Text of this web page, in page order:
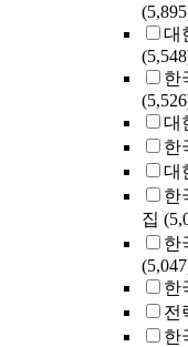
대
한
대
한
대
한
집
한
한
전
한